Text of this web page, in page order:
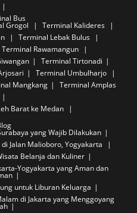
Bus
Grogol
Terminal Kalideres
Terminal Lebak Bulus
Terminal Rawamangun
Terminal Tirtonadi
Terminal Umbulharjo
Mangkang Terminal Amplas
Barat ke Medan
yang Wajib Dilakukan
Jalan Malioboro, Yogyakarta
Belanja dan Kuliner
Yogyakarta yang Aman dan
untuk Liburan Keluarga
di Jakarta yang Menggoyang